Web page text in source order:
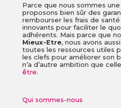
Parce que nous sommes une
proposons bien sûr des
rembourser les frais de
innovants pour faciliter le
adhérents. Mais parce que
Mieux-Etre, nous avons
toutes les ressources utiles
les clefs pour améliorer son
n’a d’autre ambition que
être.
Qui sommes-nous